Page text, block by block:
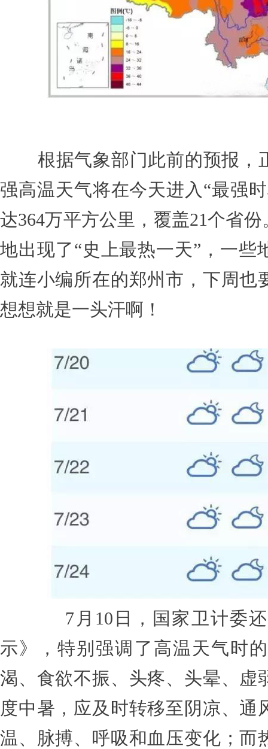
根据气象部门此前的预报，
强高温天气将在今天进入“最强
达364万平方公里，覆盖21个省
地出现了“史上最热一天”，一些
就连小编所在的郑州市，下周也
想想就是一头汗啊！
7月10日，国家卫计委还
示》，特别强调了高温天气时
渴、食欲不振、头疼、头晕、虚
度中暑，应及时转移至阴凉、通
温、脉搏、呼吸和血压变化；而